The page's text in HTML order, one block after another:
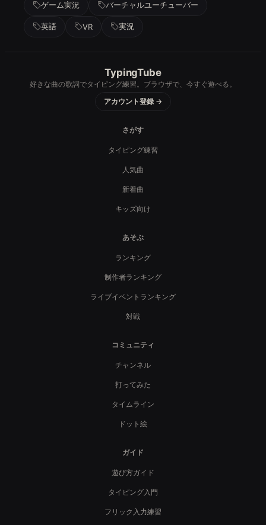
ゲーム実況 バーチャルユーチューバー
英語 VR 実況
TypingTube
好きな曲の歌詞でタイピング練習。ブラウザで、今すぐ遊べる。
アカウント登録 →
さがす
タイピング練習
人気曲
新着曲
キッズ向け
あそぶ
ランキング
制作者ランキング
ライブイベントランキング
対戦
コミュニティ
チャンネル
打ってみた
タイムライン
ドット絵
ガイド
遊び方ガイド
タイピング入門
フリック入力練習